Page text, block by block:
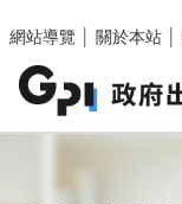
網站導覽
關於本站